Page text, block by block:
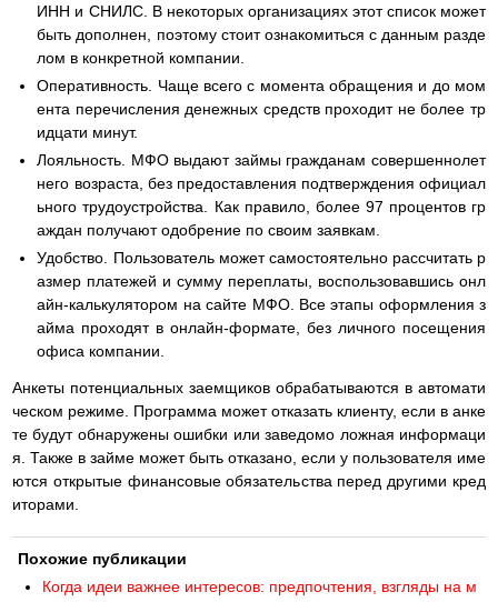
ИНН и СНИЛС. В некоторых организациях этот список может
быть дополнен, поэтому стоит ознакомиться с данным разде
лом в конкретной компании.
Оперативность. Чаще всего с момента обращения и до мом
ента перечисления денежных средств проходит не более тр
идцати минут.
Лояльность. МФО выдают займы гражданам совершеннолет
него возраста, без предоставления подтверждения официал
ьного трудоустройства. Как правило, более 97 процентов гр
аждан получают одобрение по своим заявкам.
Удобство. Пользователь может самостоятельно рассчитать р
азмер платежей и сумму переплаты, воспользовавшись онл
айн-калькулятором на сайте МФО. Все этапы оформления з
айма проходят в онлайн-формате, без личного посещения
офиса компании.
Анкеты потенциальных заемщиков обрабатываются в автомати
ческом режиме. Программа может отказать клиенту, если в анке
те будут обнаружены ошибки или заведомо ложная информаци
я. Также в займе может быть отказано, если у пользователя име
ются открытые финансовые обязательства перед другими кред
иторами.
Похожие публикации
Когда идеи важнее интересов: предпочтения, взгляды на м